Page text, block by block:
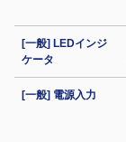
[一般] LEDインジ
ケータ
[一般] 電源入力